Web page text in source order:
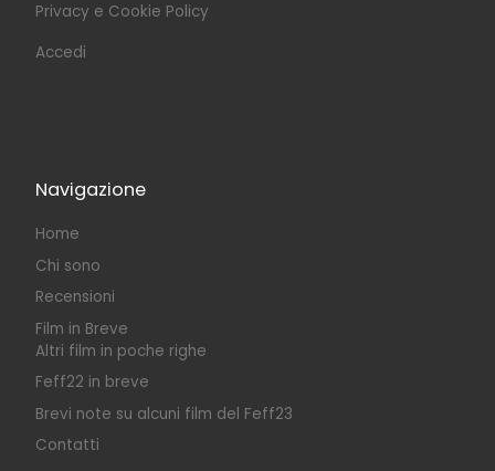
Privacy e Cookie Policy
Accedi
Navigazione
Home
Chi sono
Recensioni
Film in Breve
Altri film in poche righe
Feff22 in breve
Brevi note su alcuni film del Feff23
Contatti